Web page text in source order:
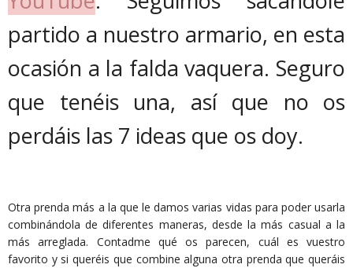
partido a nuestro armario, en esta
ocasión a la falda vaquera. Seguro
que tenéis una, así que no os
perdáis las 7 ideas que os doy.
Otra prenda más a la que le damos varias vidas para poder usarla
combinándola de diferentes maneras, desde la más casual a la
más arreglada. Contadme qué os parecen, cuál es vuestro
favorito y si queréis que combine alguna otra prenda que queráis